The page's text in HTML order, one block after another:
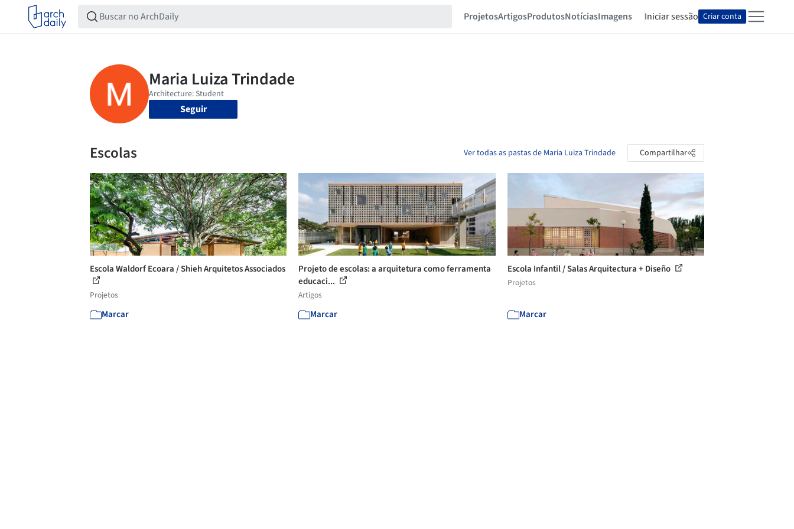
ProjetosArtigosProdutosNotíciasImagens Iniciar sessão Criar conta
Seguir
Escolas Ver todas as pastas de Maria Luiza Trindade Compartilhar
Escola Waldorf Ecoara / Shieh Arquitetos Associados
Projetos
Marcar
Projeto de escolas: a arquitetura como ferramenta
educaci...
Artigos
Marcar
Escola Infantil / Salas Arquitectura + Diseño
Projetos
Marcar